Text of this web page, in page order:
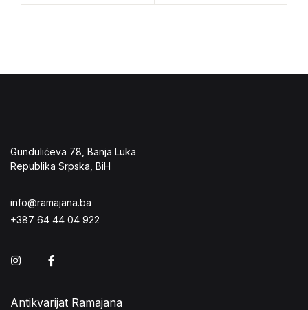
Gundulićeva 78, Banja Luka
Republika Srpska, BiH
info@ramajana.ba
+387 64 44 04 922
Instagram
Antikvarijat Ramajana